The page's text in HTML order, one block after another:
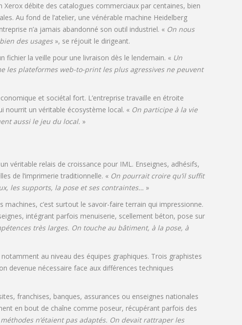
débite des catalogues commerciaux par centaines, bien
Au fond de l’atelier, une vénérable machine Heidelberg
n’a jamais abandonné son outil industriel. « On nous
des usages », se réjouit le dirigeant.
la veille pour une livraison dès le lendemain. « Un
les plateformes web-to-print les plus agressives ne peuvent
et sociétal fort. L’entreprise travaille en étroite
nourrit un véritable écosystème local. « On participe à la vie
aussi le jeu du local. »
véritable relais de croissance pour IML. Enseignes, adhésifs,
de l’imprimerie traditionnelle. « On pourrait croire qu’il suffit
les supports, la pose et ses contraintes… »
c’est surtout le savoir-faire terrain qui impressionne.
intégrant parfois menuiserie, scellement béton, pose sur
très larges. On touche au bâtiment, à la pose, à
au niveau des équipes graphiques. Trois graphistes
devenue nécessaire face aux différences techniques
franchises, banques, assurances ou enseignes nationales
en bout de chaîne comme poseur, récupérant parfois des
n’étaient pas adaptés. On devait rattraper les